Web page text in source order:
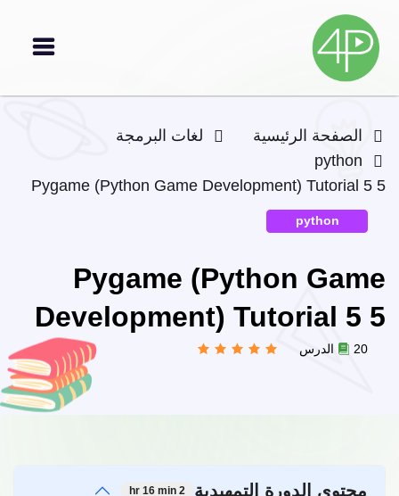
الصفحة الرئيسية
لغات البرمجة
python
Pygame (Python Game Development) Tutorial 5 5
python
Pygame (Python Game
Development) Tutorial 5 5
20 الدرس
محتوى الدورة التمهيدية 2 hr 16 min